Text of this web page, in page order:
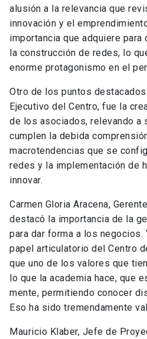
alusión a la relevancia que
innovación y el
importancia que adquiere para
la construcción de redes, lo
enorme protagonismo en el
Otro de los puntos
Ejecutivo del Centro, fue la
de los asociados, relevando a
cumplen la debida
macrotendencias que se
redes y la implementación de
innovar.
Carmen Gloria Aracena,
destacó la importancia de la
para dar forma a los
papel articulatorio del Centro
que uno de los valores que
lo que la academia hace, que
mente, permitiendo conocer
Eso ha sido tremendamente
Mauricio Klaber, Jefe de